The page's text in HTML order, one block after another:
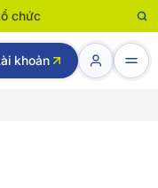
chức
khoản